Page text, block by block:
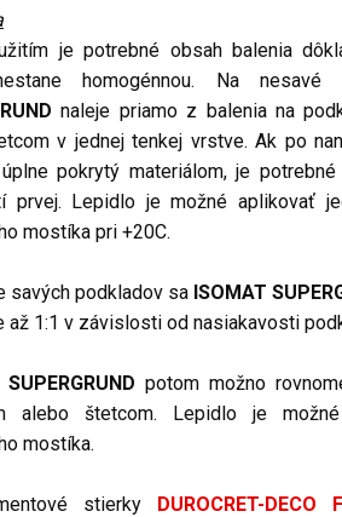
je potrebné obsah balenia
homogénnou. Na
naleje priamo z balenia na
v jednej tenkej vrstve. Ak po
pokrytý materiálom, je
prvej. Lepidlo je možné aplikovať
mostíka pri +20C.
savých podkladov sa ISOMAT
až 1:1 v závislosti od nasiakavosti
SUPERGRUNDpotom možno
alebo štetcom. Lepidlo je
mostíka.
stierky DUROCRET-DECO